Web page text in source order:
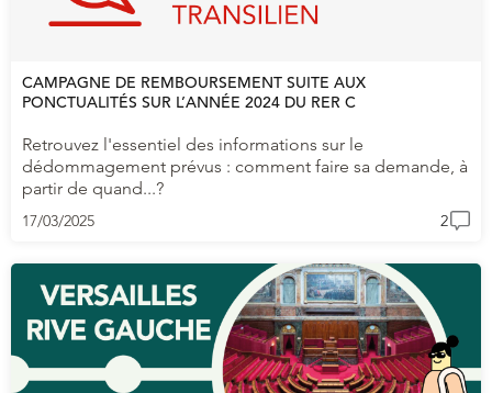
CAMPAGNE DE REMBOURSEMENT SUITE AUX
PONCTUALITÉS SUR L’ANNÉE 2024 DU RER C
Retrouvez l'essentiel des informations sur le
dédommagement prévus : comment faire sa demande, à
partir de quand...?
17/03/2025 2